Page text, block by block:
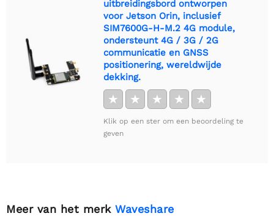
uitbreidingsbord ontworpen
voor Jetson Orin, inclusief
SIM7600G-H-M.2 4G module,
ondersteunt 4G / 3G / 2G
communicatie en GNSS
positionering, wereldwijde
dekking.
★ ★ ★ ★ ★
Klik op een ster om een beoordeling te
geven
Meer van het merk Waveshare